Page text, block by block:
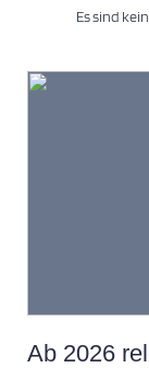
Es sind
Ab 2026